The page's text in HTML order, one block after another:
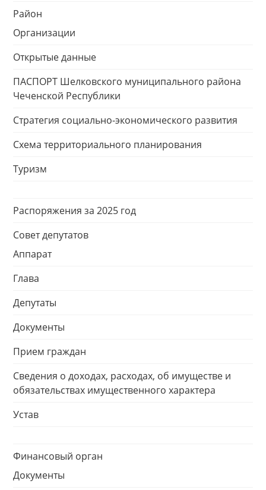
Район
Организации
Открытые данные
ПАСПОРТ Шелковского муниципального района
Чеченской Республики
Стратегия социально-экономического развития
Схема территориального планирования
Туризм
Распоряжения за 2025 год
Совет депутатов
Аппарат
Глава
Депутаты
Документы
Прием граждан
Сведения о доходах, расходах, об имуществе и
обязательствах имущественного характера
Устав
Финансовый орган
Документы